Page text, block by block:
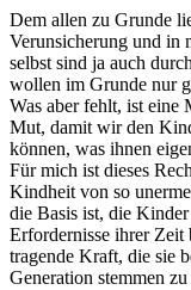
Dem allen zu Grunde
Verunsicherung und in
selbst sind ja auch
wollen im Grunde nur
Was aber fehlt, ist eine
Mut, damit wir den
können, was ihnen
Für mich ist dieses
Kindheit von so
die Basis ist, die
Erfordernisse ihrer
tragende Kraft, die sie
Generation stemmen